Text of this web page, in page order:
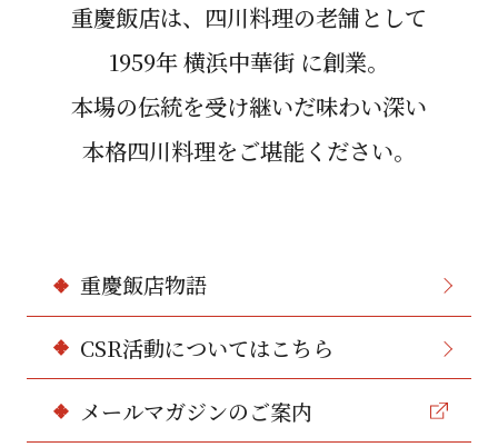
重慶飯店は、四川料理の⽼舗として
1959年 横浜中華街 に創業。
本場の伝統を受け継いだ味わい深い
本格四川料理をご堪能ください。
重慶飯店物語
CSR活動についてはこちら
メールマガジンのご案内